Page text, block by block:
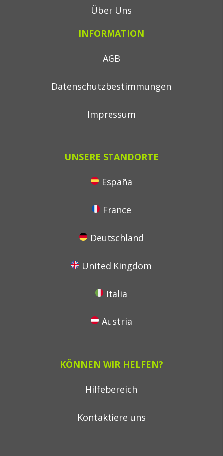
Über Uns
INFORMATION
AGB
Datenschutzbestimmungen
Impressum
UNSERE STANDORTE
España
France
Deutschland
United Kingdom
Italia
Austria
KÖNNEN WIR HELFEN?
Hilfebereich
Kontaktiere uns